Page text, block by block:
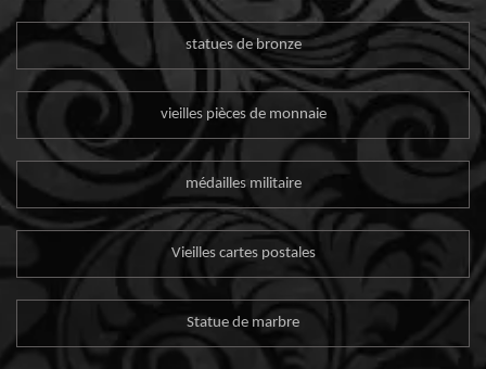
statues de bronze
vieilles pièces de monnaie
médailles militaire
Vieilles cartes postales
Statue de marbre